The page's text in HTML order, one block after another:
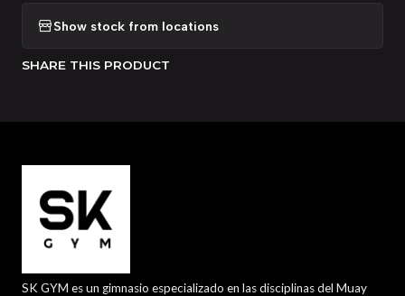
Show stock from locations
SHARE THIS PRODUCT
SK GYM es un gimnasio especializado en las disciplinas del Muay